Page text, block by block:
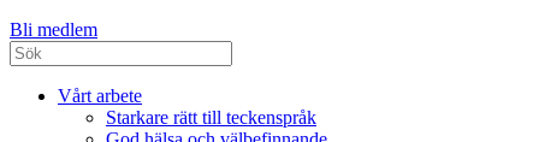
Bli medlem
Vårt arbete
Starkare rätt till teckenspråk